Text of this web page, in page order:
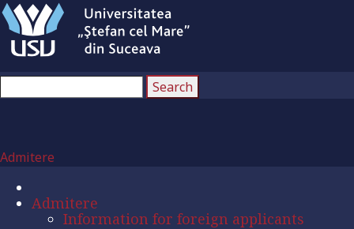
Admitere
Admitere
Information for foreign applicants